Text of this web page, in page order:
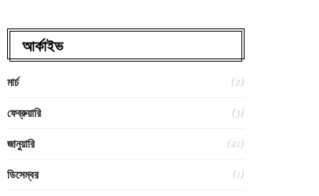
আর্কাইভ
মার্চ (2)
ফেব্রুয়ারি (3)
জানুয়ারি (21)
ডিসেম্বর (1)